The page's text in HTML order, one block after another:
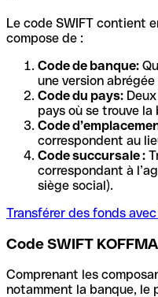
Le code SWIFT contient
compose de :
Code de banque:
une version
Code du pays:
pays où se trouve la
Code
correspondent au
Code succursale :
correspondant à
siège social).
Transférer des fonds
Code SWIFT
Comprenant les
notamment la banque, le